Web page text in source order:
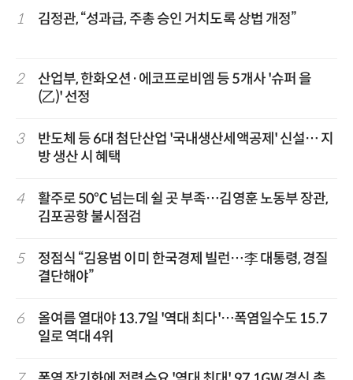
1 김정관, “성과급, 주총 승인 거치도록 상법 개정”
2
산업부, 한화오션·에코프로비엠 등 5개사 '슈퍼 을
(乙)' 선정
3
반도체 등 6대 첨단산업 '국내생산세액공제' 신설… 지
방 생산 시 혜택
4
활주로 50℃ 넘는데 쉴 곳 부족…김영훈 노동부 장관,
김포공항 불시점검
5
정점식 “김용범 이미 한국경제 빌런…李 대통령, 경질
결단해야”
6
올여름 열대야 13.7일 '역대 최다'…폭염일수도 15.7
일로 역대 4위